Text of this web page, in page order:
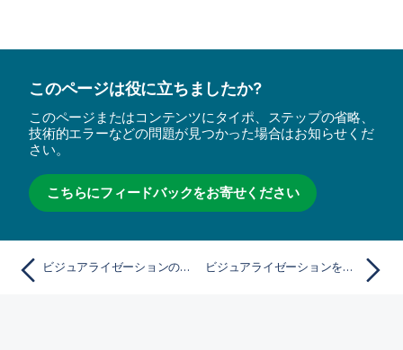
このページは役に立ちましたか?
このページまたはコンテンツにタイポ、ステップの省略、
技術的エラーなどの問題が見つかった場合はお知らせくだ
さい。
こちらにフィードバックをお寄せください
ビジュアライゼーションの色設定の例 ビジュアライゼーションを別の種類のビジュアライゼーションに変換